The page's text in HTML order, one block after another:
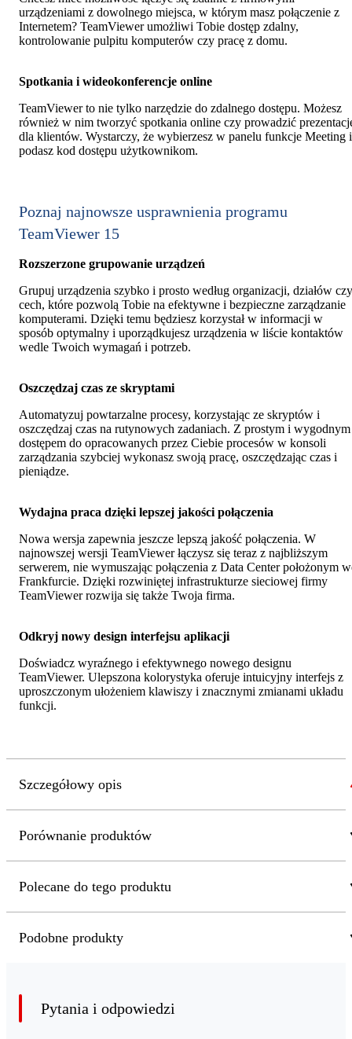
urządzeniami z dowolnego miejsca, w którym masz połączenie z
Internetem? TeamViewer umożliwi Tobie dostęp zdalny,
kontrolowanie pulpitu komputerów czy pracę z domu.
Spotkania i wideokonferencje online
TeamViewer to nie tylko narzędzie do zdalnego dostępu. Możesz
również w nim tworzyć spotkania online czy prowadzić
dla klientów. Wystarczy, że wybierzesz w panelu funkcje Meeting i
podasz kod dostępu użytkownikom.
Poznaj najnowsze usprawnienia programu
TeamViewer 15
Rozszerzone grupowanie urządzeń
Grupuj urządzenia szybko i prosto według organizacji, działów czy
cech, które pozwolą Tobie na efektywne i bezpieczne zarządzanie
komputerami. Dzięki temu będziesz korzystał w informacji w
sposób optymalny i uporządkujesz urządzenia w liście kontaktów
wedle Twoich wymagań i potrzeb.
Oszczędzaj czas ze skryptami
Automatyzuj powtarzalne procesy, korzystając ze skryptów i
oszczędzaj czas na rutynowych zadaniach. Z prostym i wygodnym
dostępem do opracowanych przez Ciebie procesów w konsoli
zarządzania szybciej wykonasz swoją pracę, oszczędzając czas i
pieniądze.
Wydajna praca dzięki lepszej jakości połączenia
Nowa wersja zapewnia jeszcze lepszą jakość połączenia. W
najnowszej wersji TeamViewer łączysz się teraz z najbliższym
serwerem, nie wymuszając połączenia z Data Center położonym
Frankfurcie. Dzięki rozwiniętej infrastrukturze sieciowej firmy
TeamViewer rozwija się także Twoja firma.
Odkryj nowy design interfejsu aplikacji
Doświadcz wyraźnego i efektywnego nowego designu
TeamViewer. Ulepszona kolorystyka oferuje intuicyjny interfejs z
uproszczonym ułożeniem klawiszy i znacznymi zmianami układu
funkcji.
Szczegółowy opis
Porównanie produktów
Polecane do tego produktu
Podobne produkty
Pytania i odpowiedzi